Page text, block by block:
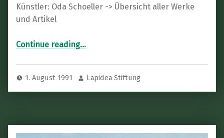
Künstler: Oda Schoeller -> Übersicht aller Werke
und Artikel
Continue reading…
1. August 1991 Lapidea Stiftung